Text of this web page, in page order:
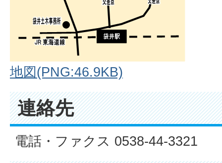
地図(PNG:46.9KB)
連絡先
電話・ファクス 0538-44-3321